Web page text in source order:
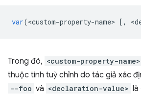
var(<custom-property-name> [, <
Trong đó, <custom-property-name>
thuộc tính tuỳ chỉnh do tác giả xác
--foo và <declaration-value> là